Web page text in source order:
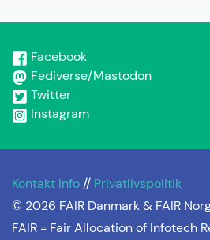
Facebook
Fediverse/Mastodon
Twitter
Instagram
Kontakt info// Privatlivspolitik
© 2026 FAIR Danmark & FAIR
FAIR = Fair Allocation of Infotech